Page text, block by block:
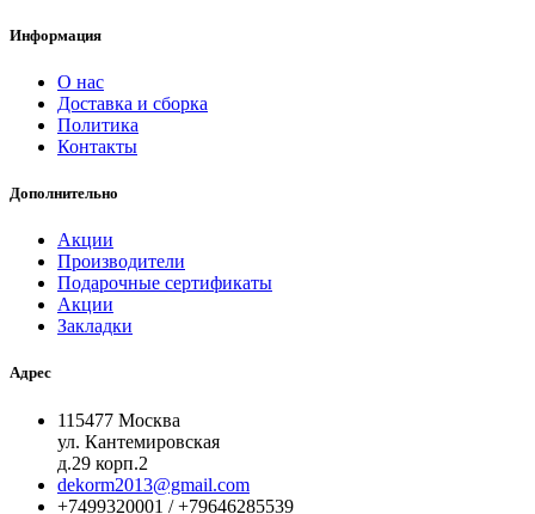
Информация
О нас
Доставка и сборка
Политика
Контакты
Дополнительно
Акции
Производители
Подарочные сертификаты
Акции
Закладки
Адрес
115477 Москва
ул. Кантемировская
д.29 корп.2
dekorm2013@gmail.com
+7499320001 / +79646285539